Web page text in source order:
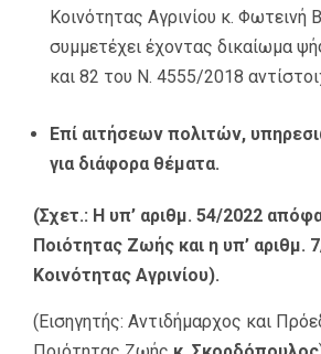
Κοινότητας Αγρινίου κ. Φωτεινή
συμμετέχει έχοντας δικαίωμα
και 82 του Ν. 4555/2018
Επί αιτήσεων πολιτών,
για διάφορα θέματα.
(Σχετ.: Η υπ’ αριθμ. 54/2022
Ποιότητας Ζωής και η υπ’ αριθμ.
Κοινότητας Αγρινίου).
(Εισηγητής: Αντιδήμαρχος και